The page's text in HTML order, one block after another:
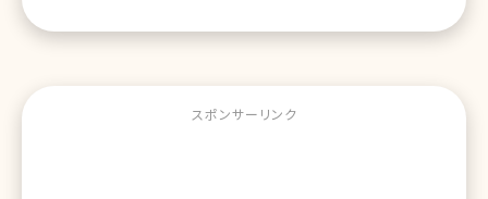
スポンサーリンク